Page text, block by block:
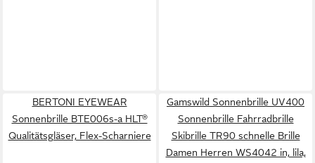
BERTONI EYEWEAR
Sonnenbrille BTE006s-a HLT®
Qualitätsgläser, Flex-Scharniere
Gamswild Sonnenbrille UV400
Sonnenbrille Fahrradbrille
Skibrille TR90 schnelle Brille
Damen Herren WS4042 in, lila,